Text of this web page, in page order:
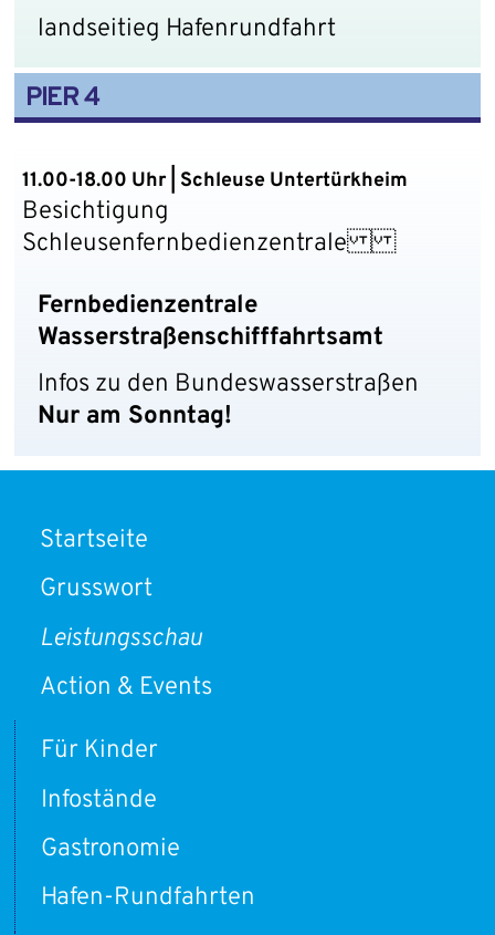
landseitieg Hafenrundfahrt
PIER 4
11.00-18.00 Uhr | Schleuse Untertürkheim
Besichtigung
Schleusenfernbedienzentrale
Fernbedienzentrale
Wasserstraßenschifffahrtsamt
Infos zu den Bundeswasserstraßen
Nur am Sonntag!
Startseite
Grusswort
Leistungsschau
Action & Events
Für Kinder
Infostände
Gastronomie
Hafen-Rundfahrten